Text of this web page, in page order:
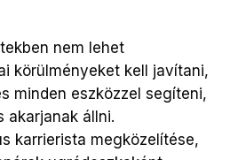
nem lehet
körülményeket kell javítani,
minden eszközzel segíteni,
akarjanak állni.
karrierista megközelítése,